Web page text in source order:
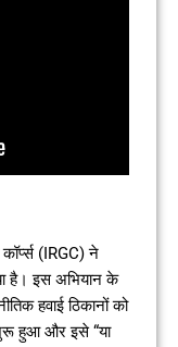
कॉर्प्स (IRGC) ने
है। इस अभियान के
हवाई ठिकानों को
हुआ और इसे “या